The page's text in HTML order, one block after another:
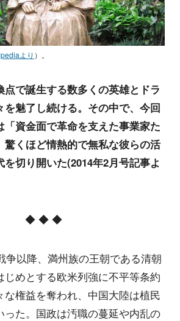
より ）。
点で誕生する数多くの英雄とドラ
を魅了し続ける。その中で、今回
「資金面で革命を支えた事業家た
驚くほど情熱的で無私な彼らの活
切り開いた(2014年2月号記事よ
◆ ◆ ◆
争以降、満州族の王朝である清朝
じめとする欧米列強に不平等条約
な権益を奪われ、中国大陸は植民
った。国政は汚職の蔓延や内乱の